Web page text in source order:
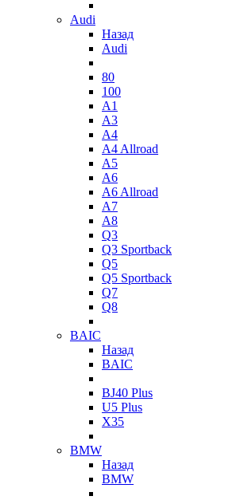
Audi
Назад
Audi
80
100
A1
A3
A4
A4 Allroad
A5
A6
A6 Allroad
A7
A8
Q3
Q3 Sportback
Q5
Q5 Sportback
Q7
Q8
BAIC
Назад
BAIC
BJ40 Plus
U5 Plus
X35
BMW
Назад
BMW